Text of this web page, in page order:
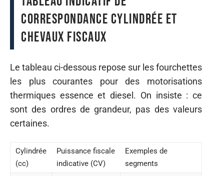
correspondance cylindrée et
chevaux fiscaux
Le tableau ci-dessous repose sur les fourchettes
les plus courantes pour des motorisations
thermiques essence et diesel. On insiste : ce
sont des ordres de grandeur, pas des valeurs
certaines.
Cylindrée
(cc)
Puissance fiscale
indicative (CV)
Exemples de
segments